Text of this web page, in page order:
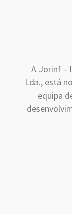
A Jorinf –
Lda., está
equipa